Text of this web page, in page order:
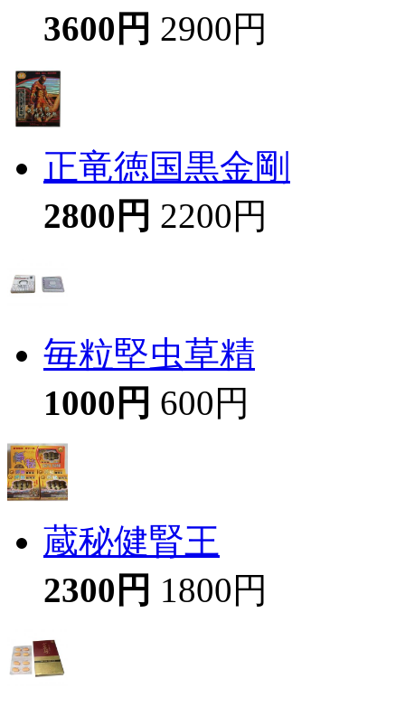
3600円 2900円
正竜徳国黒金剛
2800円 2200円
毎粒堅虫草精
1000円 600円
蔵秘健腎王
2300円 1800円